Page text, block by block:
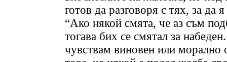
готов да разговоря с тях, за да я
“Ако някой смята, че аз съм
тогава бих се смятал за
чувствам виновен или морално